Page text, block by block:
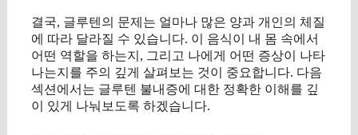
결국, 글루텐의 문제는 얼마나 많은 양과 개인의 체질
에 따라 달라질 수 있습니다. 이 음식이 내 몸 속에서
어떤 역할을 하는지, 그리고 나에게 어떤 증상이 나타
나는지를 주의 깊게 살펴보는 것이 중요합니다. 다음
섹션에서는 글루텐 불내증에 대한 정확한 이해를 깊
이 있게 나눠보도록 하겠습니다.